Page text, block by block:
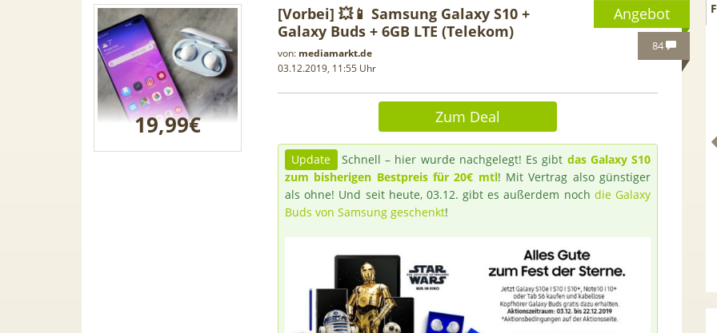
Angebot
84
19,99€
[Vorbei] 💥📱 Samsung Galaxy S10 +
Galaxy Buds + 6GB LTE (Telekom)
von: mediamarkt.de
03.12.2019, 11:55 Uhr
Zum Deal
Update Schnell – hier wurde nachgelegt! Es gibt das Galaxy S10
zum bisherigen Bestpreis für 20€ mtl! Mit Vertrag also günstiger
als ohne! Und seit heute, 03.12. gibt es außerdem noch die Galaxy
Buds von Samsung geschenkt!
TOP 🍿 Netflix Standard + 300
TV-Sender (280 in HD) via
waipu.tv Perfect Plus ab 9€
mtl.
TCL tragbares 3-in-1
Klimagerät | Kühlen /
Luftentfeuchten | 9.000
App- & Smart-Home-